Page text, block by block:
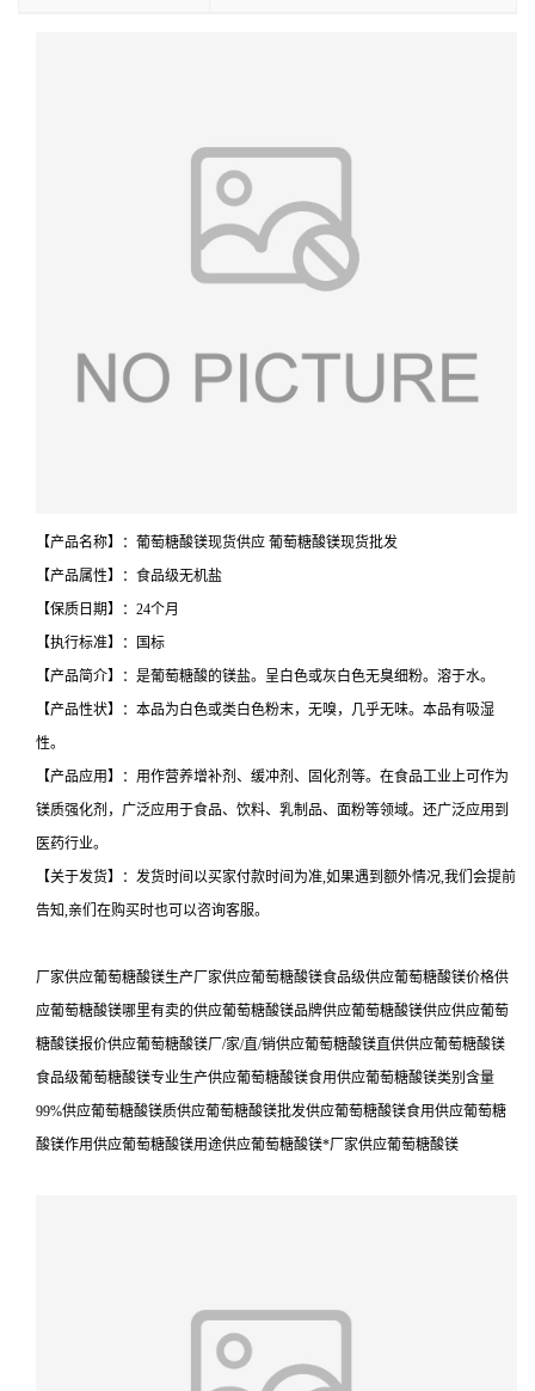
【产品名称】：葡萄糖酸镁现货供应 葡萄糖酸镁现货批发
【产品属性】：食品级无机盐
【保质日期】：24个月
【执行标准】：国标
【产品简介】：是葡萄糖酸的镁盐。呈白色或灰白色无臭细粉。溶于水。
【产品性状】：本品为白色或类白色粉末，无嗅，几乎无味。本品有吸湿
性。
【产品应用】：用作营养增补剂、缓冲剂、固化剂等。在食品工业上可作为
镁质强化剂，广泛应用于食品、饮料、乳制品、面粉等领域。还广泛应用到
医药行业。
【关于发货】：发货时间以买家付款时间为准,如果遇到额外情况,我们会提前
告知,亲们在购买时也可以咨询客服。
厂家供应葡萄糖酸镁生产厂家供应葡萄糖酸镁食品级供应葡萄糖酸镁价格供
应葡萄糖酸镁哪里有卖的供应葡萄糖酸镁品牌供应葡萄糖酸镁供应供应葡萄
糖酸镁报价供应葡萄糖酸镁厂/家/直/销供应葡萄糖酸镁直供供应葡萄糖酸镁
食品级葡萄糖酸镁专业生产供应葡萄糖酸镁食用供应葡萄糖酸镁类别含量
99%供应葡萄糖酸镁质供应葡萄糖酸镁批发供应葡萄糖酸镁食用供应葡萄糖
酸镁作用供应葡萄糖酸镁用途供应葡萄糖酸镁*厂家供应葡萄糖酸镁